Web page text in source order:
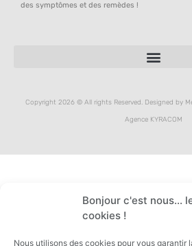
Bonjour c'est nous...
cookies !
Nous utilisons des cookies pour vous garantir
des symptômes et des remèdes !
Copyright 2026 © All rights Reserved. Designed by
Agence KYRACOM